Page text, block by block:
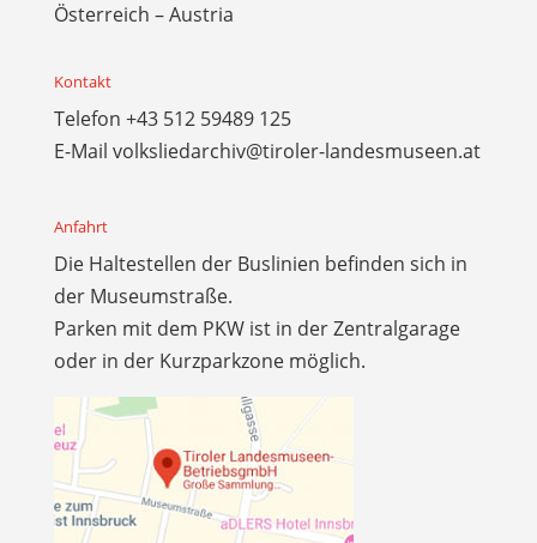
Österreich – Austria
Kontakt
Telefon +43 512 59489 125
E-Mail volksliedarchiv@tiroler-landesmuseen.at
Anfahrt
Die Haltestellen der Buslinien befinden sich in
der Museumstraße.
Parken mit dem PKW ist in der Zentralgarage
oder in der Kurzparkzone möglich.